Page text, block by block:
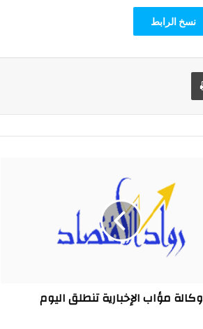
نسخ الرابط
طباعة
وكالة مؤاب الإخبارية تنطلق اليوم